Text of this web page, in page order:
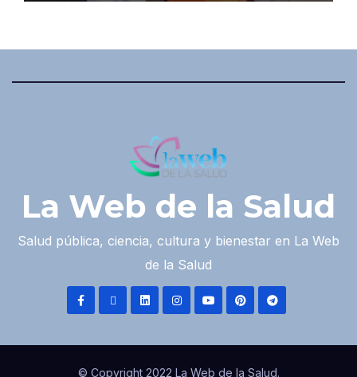
La Web de la Salud
Salud pública, ciencia, cultura y bienestar en La Web
de la Salud
© Copyright 2022 La Web de la Salud.